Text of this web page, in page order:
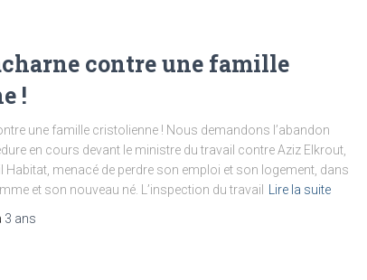
contre une famille
!
une famille cristolienne ! Nous demandons l’abandon
en cours devant le ministre du travail contre Aziz Elkrout,
Habitat, menacé de perdre son emploi et son logement, dans
et son nouveau né. L’inspection du travail
Lire la suite
3 ans